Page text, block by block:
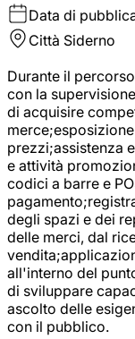
Data di
Città Siderno
Durante il
con la
di acquisire
prezzi;assistenza
e attività
codici a barre e
degli spazi e dei
delle merci, dal
all'interno del
di sviluppare
ascolto delle
con il pubblico.